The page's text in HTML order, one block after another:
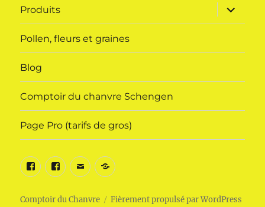
Produits
ouvrir
le
sous-
Pollen, fleurs et graines
Blog
Comptoir du chanvre Schengen
Page Pro (tarifs de gros)
Facebook
France
Facebook
(Lux)
E-
Mon
Comptoir du Chanvre Fièrement propulsé par WordPress